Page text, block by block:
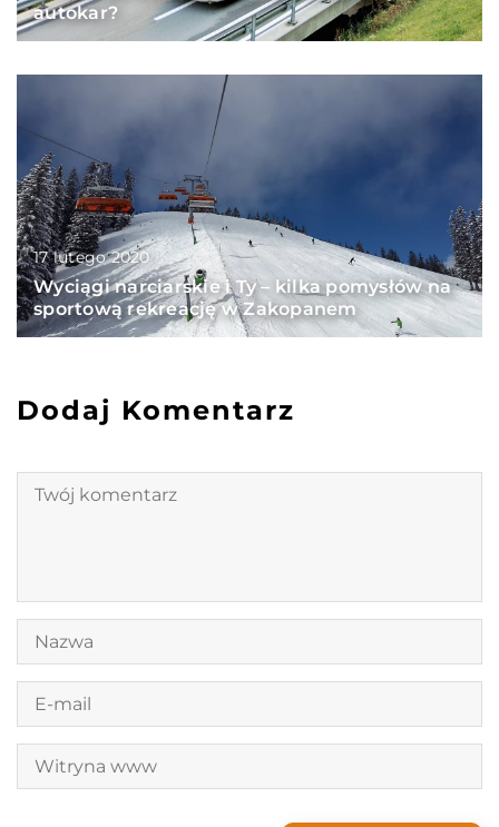
autokar?
17 lutego 2020
Wyciągi narciarskie i Ty – kilka pomysłów na
sportową rekreację w Zakopanem
Dodaj Komentarz